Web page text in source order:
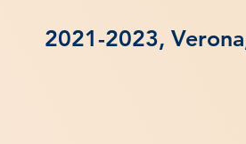
2021-2023,